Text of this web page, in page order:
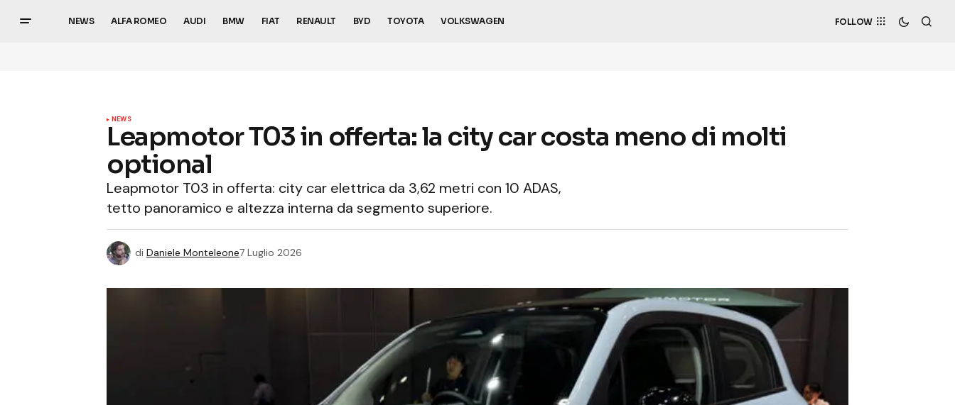
NEWS ALFA ROMEO AUDI BMW FIAT RENAULT BYD TOYOTA VOLKSWAGEN FOLLOW
NEWS
Leapmotor T03 in offerta: la city car costa meno di molti
optional
Leapmotor T03 in offerta: city car elettrica da 3,62 metri con 10 ADAS,
tetto panoramico e altezza interna da segmento superiore.
di Daniele Monteleone7 Luglio 2026